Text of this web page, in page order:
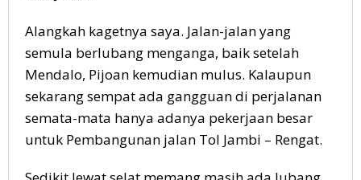
Alangkah kagetnya saya. Jalan-jalan yang
semula berlubang menganga, baik setelah
Mendalo, Pijoan kemudian mulus. Kalaupun
sekarang sempat ada gangguan di perjalanan
semata-mata hanya adanya pekerjaan besar
untuk Pembangunan jalan Tol Jambi – Rengat.